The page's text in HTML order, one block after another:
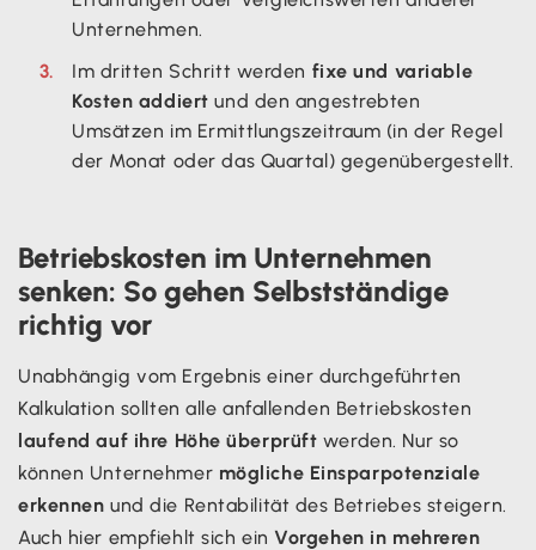
Unternehmen.
Im dritten Schritt werden fixe und variable
Kosten addiert und den angestrebten
Umsätzen im Ermittlungszeitraum (in der Regel
der Monat oder das Quartal) gegenübergestellt.
Betriebskosten im Unternehmen
senken: So gehen Selbstständige
richtig vor
Unabhängig vom Ergebnis einer durchgeführten
Kalkulation sollten alle anfallenden Betriebskosten
laufend auf ihre Höhe überprüft werden. Nur so
können Unternehmer mögliche Einsparpotenziale
erkennen und die Rentabilität des Betriebes steigern.
Auch hier empfiehlt sich ein Vorgehen in mehreren